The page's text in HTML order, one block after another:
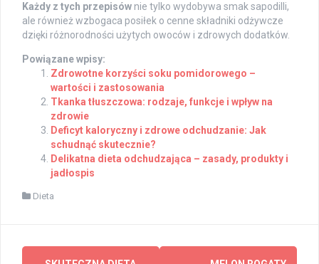
Każdy z tych przepisów nie tylko wydobywa smak sapodilli,
ale również wzbogaca posiłek o cenne składniki odżywcze
dzięki różnorodności użytych owoców i zdrowych dodatków.
Powiązane wpisy:
Zdrowotne korzyści soku pomidorowego –
wartości i zastosowania
Tkanka tłuszczowa: rodzaje, funkcje i wpływ na
zdrowie
Deficyt kaloryczny i zdrowe odchudzanie: Jak
schudnąć skutecznie?
Delikatna dieta odchudzająca – zasady, produkty i
jadłospis
Dieta